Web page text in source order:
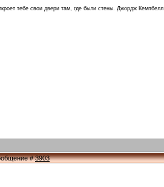
тебе свои двери там, где были стены. Джордж Кемпбелл
#3903